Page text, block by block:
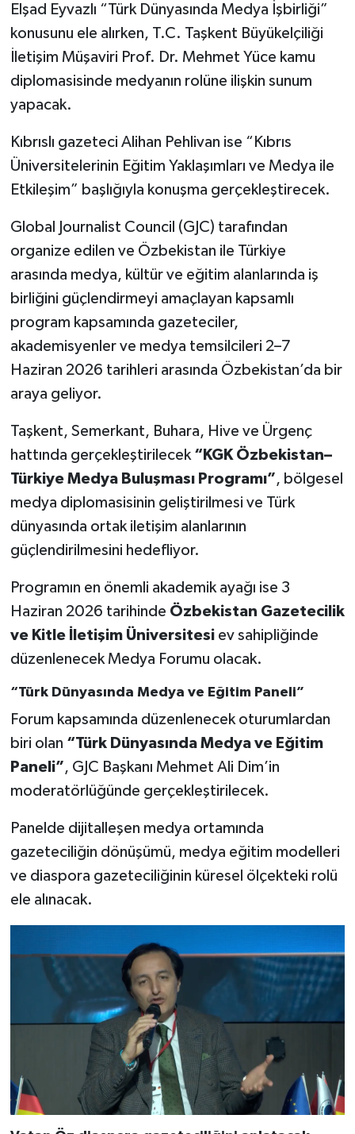
Elşad Eyvazlı “Türk Dünyasında Medya İşbirliği”
konusunu ele alırken, T.C. Taşkent Büyükelçiliği
İletişim Müşaviri Prof. Dr. Mehmet Yüce kamu
diplomasisinde medyanın rolüne ilişkin sunum
yapacak.
Kıbrıslı gazeteci Alihan Pehlivan ise “Kıbrıs
Üniversitelerinin Eğitim Yaklaşımları ve Medya ile
Etkileşim” başlığıyla konuşma gerçekleştirecek.
Global Journalist Council (GJC) tarafından
organize edilen ve Özbekistan ile Türkiye
arasında medya, kültür ve eğitim alanlarında iş
birliğini güçlendirmeyi amaçlayan kapsamlı
program kapsamında gazeteciler,
akademisyenler ve medya temsilcileri 2–7
Haziran 2026 tarihleri arasında Özbekistan’da bir
araya geliyor.
Taşkent, Semerkant, Buhara, Hive ve Ürgenç
hattında gerçekleştirilecek “KGK Özbekistan–
Türkiye Medya Buluşması Programı”, bölgesel
medya diplomasisinin geliştirilmesi ve Türk
dünyasında ortak iletişim alanlarının
güçlendirilmesini hedefliyor.
Programın en önemli akademik ayağı ise 3
Haziran 2026 tarihinde Özbekistan Gazetecilik
ve Kitle İletişim Üniversitesiev sahipliğinde
düzenlenecek Medya Forumu olacak.
“Türk Dünyasında Medya ve Eğitim Paneli”
Forum kapsamında düzenlenecek oturumlardan
biri olan “Türk Dünyasında Medya ve Eğitim
Paneli”, GJC Başkanı Mehmet Ali Dim’in
moderatörlüğünde gerçekleştirilecek.
Panelde dijitalleşen medya ortamında
gazeteciliğin dönüşümü, medya eğitim modelleri
ve diaspora gazeteciliğinin küresel ölçekteki rolü
ele alınacak.